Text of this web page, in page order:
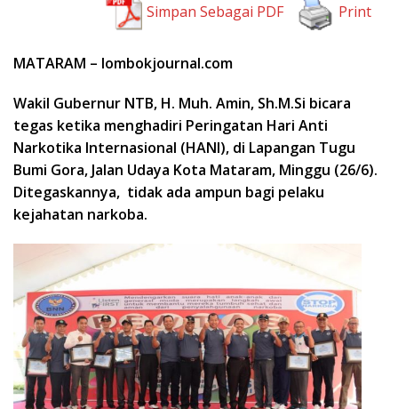
Simpan Sebagai PDF Print
MATARAM – lombokjournal.com
Wakil Gubernur NTB, H. Muh. Amin, Sh.M.Si bicara
tegas ketika menghadiri Peringatan Hari Anti
Narkotika Internasional (HANI), di Lapangan Tugu
Bumi Gora, Jalan Udaya Kota Mataram, Minggu (26/6).
Ditegaskannya, tidak ada ampun bagi pelaku
kejahatan narkoba.